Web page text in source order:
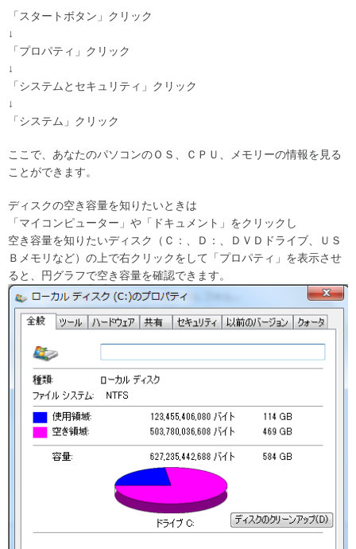
「スタートボタン」クリック
↓
「プロパティ」クリック
↓
「システムとセキュリティ」クリック
↓
「システム」クリック
ここで、あなたのパソコンのＯＳ、ＣＰＵ、メモリーの情報を見る
ことができます。
ディスクの空き容量を知りたいときは
「マイコンピューター」や「ドキュメント」をクリックし
空き容量を知りたいディスク（Ｃ：、Ｄ：、ＤＶＤドライブ、ＵＳ
Ｂメモリなど）の上で右クリックをして「プロパティ」を表示させ
ると、円グラフで空き容量を確認できます。